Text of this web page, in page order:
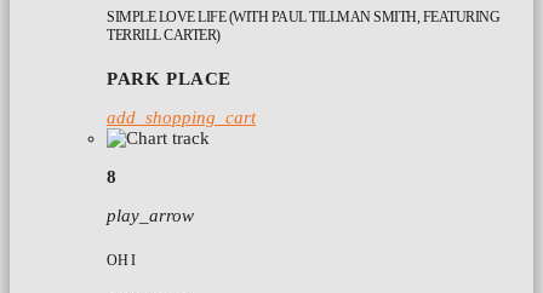
SIMPLE LOVE LIFE (WITH PAUL TILLMAN SMITH, FEATURING
TERRILL CARTER)
PARK PLACE
add_shopping_cart
8
play_arrow
OH I